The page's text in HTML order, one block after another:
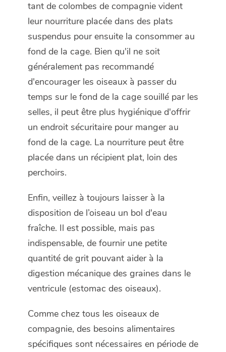
tant de colombes de compagnie vident
leur nourriture placée dans des plats
suspendus pour ensuite la consommer au
fond de la cage. Bien qu'il ne soit
généralement pas recommandé
d'encourager les oiseaux à passer du
temps sur le fond de la cage souillé par les
selles, il peut être plus hygiénique d'offrir
un endroit sécuritaire pour manger au
fond de la cage. La nourriture peut être
placée dans un récipient plat, loin des
perchoirs.
Enfin, veillez à toujours laisser à la
disposition de l’oiseau un bol d'eau
fraîche. Il est possible, mais pas
indispensable, de fournir une petite
quantité de grit pouvant aider à la
digestion mécanique des graines dans le
ventricule (estomac des oiseaux).
Comme chez tous les oiseaux de
compagnie, des besoins alimentaires
spécifiques sont nécessaires en période de